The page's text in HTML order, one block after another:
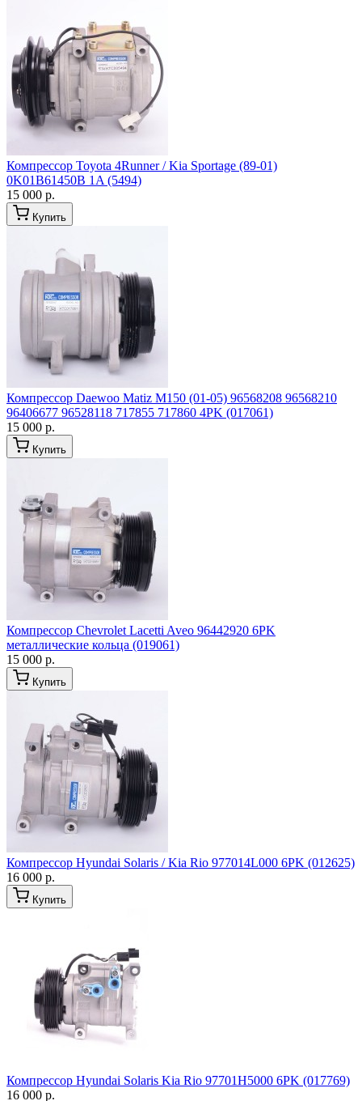
Компрессор Toyota 4Runner / Kia Sportage (89-01)
0K01B61450B 1A (5494)
15 000 р.
Купить
Компрессор Daewoo Matiz M150 (01-05) 96568208 96568210
96406677 96528118 717855 717860 4PK (017061)
15 000 р.
Купить
Компрессор Chevrolet Lacetti Aveo 96442920 6PK
металлические кольца (019061)
15 000 р.
Купить
Компрессор Hyundai Solaris / Kia Rio 977014L000 6PK (012625)
16 000 р.
Купить
Компрессор Hyundai Solaris Kia Rio 97701H5000 6PK (017769)
16 000 р.